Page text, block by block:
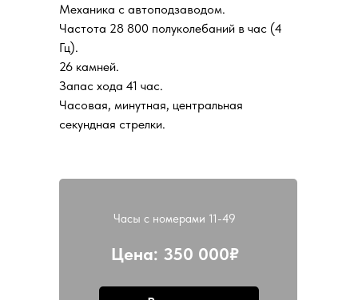
Механика с автоподзаводом.
Частота 28 800 полуколебаний в час (4
Гц).
26 камней.
Запас хода 41 час.
Часовая, минутная, центральная
секундная стрелки.
Часы с номерами 11-49
Цена: 350 000₽